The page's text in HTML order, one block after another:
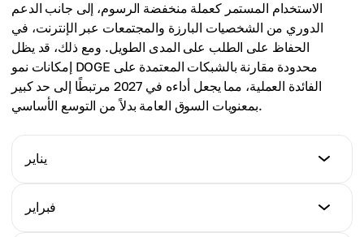
متوسط السعر
$0.534
الاستخدام المستمر كعملة منخفضة الرسوم، إلى جانب الدعم
الدوري من الشخصيات البارزة والمجتمعات عبر الإنترنت، في
الحفاظ على الطلب على المدى الطويل. ومع ذلك، قد يظل
إمكانات نمو DOGE محدودة مقارنة بالشبكات المعتمدة على
الفائدة العملية، مما يجعل أداءه في 2027 مرتبطًا إلى حد كبير
بمعنويات السوق العامة بدلاً من التوسع الأساسي.
يناير
الحد الأدنى للسعر
$0.65
فبراير